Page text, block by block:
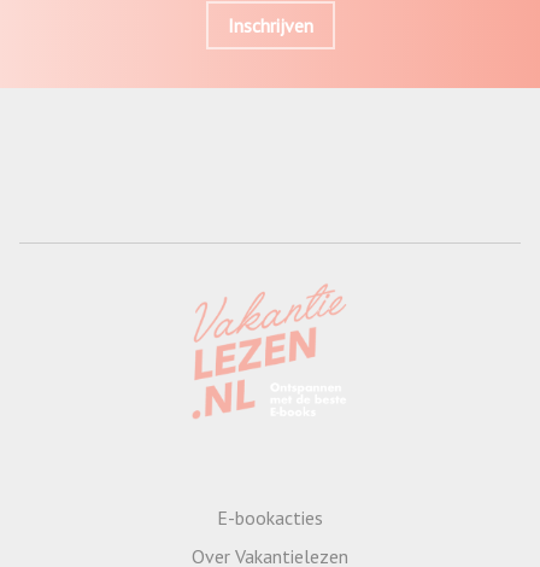
Inschrijven
E-bookacties
Over Vakantielezen